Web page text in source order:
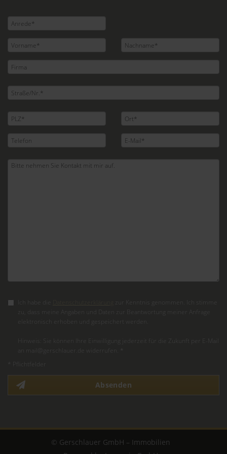
Ich habe die
zur Kenntnis genommen. Ich stimme
zu, dass meine Angaben und Daten zur Beantwortung meiner Anfrage
elektronisch erhoben und gespeichert werden.
Hinweis: Sie können Ihre Einwilligung jederzeit für die Zukunft per E-Mail
an mail@gerschlauer.de widerrufen. *
* Pflichtfelder
Absenden
© Gerschlauer GmbH – Immobilien